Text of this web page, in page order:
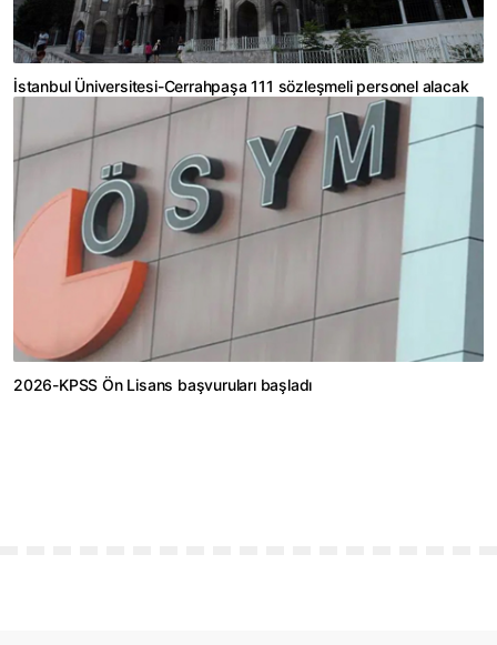
İstanbul Üniversitesi-Cerrahpaşa 111 sözleşmeli personel alacak
2026-KPSS Ön Lisans başvuruları başladı